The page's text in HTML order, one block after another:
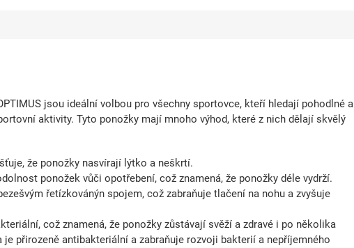
jsou ideální volbou pro všechny sportovce, kteří hledají pohodlné a
aktivity. Tyto ponožky mají mnoho výhod, které z nich dělají skvělý
že ponožky nasvírají lýtko a neškrtí.
ponožek vůči opotřebení, což znamená, že ponožky déle vydrží.
řetízkovánýn spojem, což zabraňuje tlačení na nohu a zvyšuje
což znamená, že ponožky zůstávají svěží a zdravé i po několika
přirozeně antibakteriální a zabraňuje rozvoji bakterií a nepříjemného